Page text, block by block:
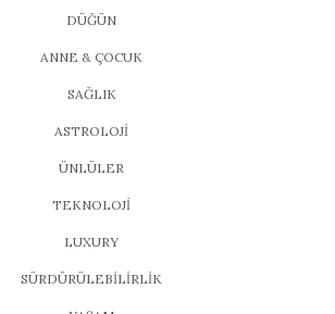
DÜĞÜN
ANNE & ÇOCUK
SAĞLIK
ASTROLOJİ
ÜNLÜLER
TEKNOLOJİ
LUXURY
SÜRDÜRÜLEBİLİRLİK